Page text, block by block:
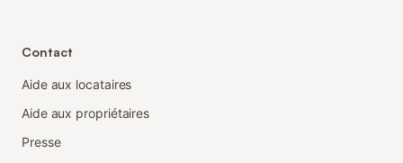
Contact
Aide aux locataires
Aide aux propriétaires
Presse